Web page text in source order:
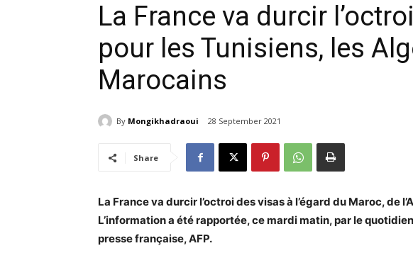
La France va durcir
pour les Tunisiens, les
Marocains
By Mongikhadraoui 28 September 2021
Share
La France va durcir l’octroi des visas à l’égard du Maroc, de
L’information a été rapportée, ce mardi matin, par le quotidien
presse française, AFP.